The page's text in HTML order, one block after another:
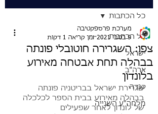
כל הכתבות
ישראל
ארה"ב
קנדה
מלחה"ע השנייה
כל הכתבות
צפו: השגרירה חוטובלי פונתה
בבהלה תחת אבטחה מאירוע
בלונדון
מערכת פרספקטיבה
9 בנוב׳ 2021
זמן קריאה 1 דקות
שגרירת ישראל בבריטניה פונתה
בבהלה מאירוע בבית הספר לכלכלה
של לונדון לאחר שפעילים